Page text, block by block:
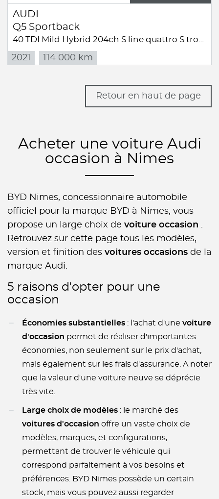
AUDI
Q5 Sportback
2021 114 000 km
Retour en haut de page
Acheter une voiture Audi
occasion à Nimes
BYD Nimes, concessionnaire automobile
officiel pour la marque BYD à Nimes, vous
propose un large choix de voiture occasion .
Retrouvez sur cette page tous les modèles,
version et finition des voitures occasions de la
marque Audi.
5 raisons d'opter pour une
occasion
Économies substantielles : l'achat d'une voiture
d'occasion permet de réaliser d'importantes
économies, non seulement sur le prix d'achat,
mais également sur les frais d'assurance. A noter
que la valeur d'une voiture neuve se déprécie
très vite.
Large choix de modèles : le marché des
voitures d'occasion offre un vaste choix de
modèles, marques, et configurations,
permettant de trouver le véhicule qui
correspond parfaitement à vos besoins et
préférences. BYD Nimes possède un certain
stock, mais vous pouvez aussi regarder